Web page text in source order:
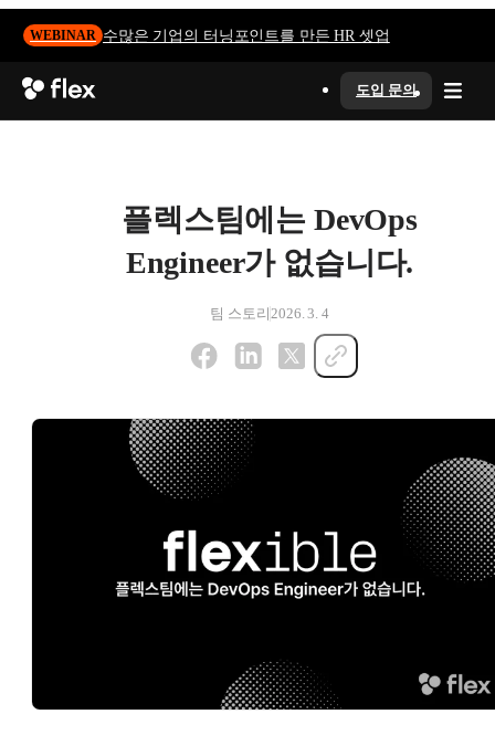
WEBINAR 수많은 기업의 터닝포인트를 만든 HR 셋업
도입 문의
플렉스팀에는 DevOps
Engineer가 없습니다.
팀 스토리 2026. 3. 4